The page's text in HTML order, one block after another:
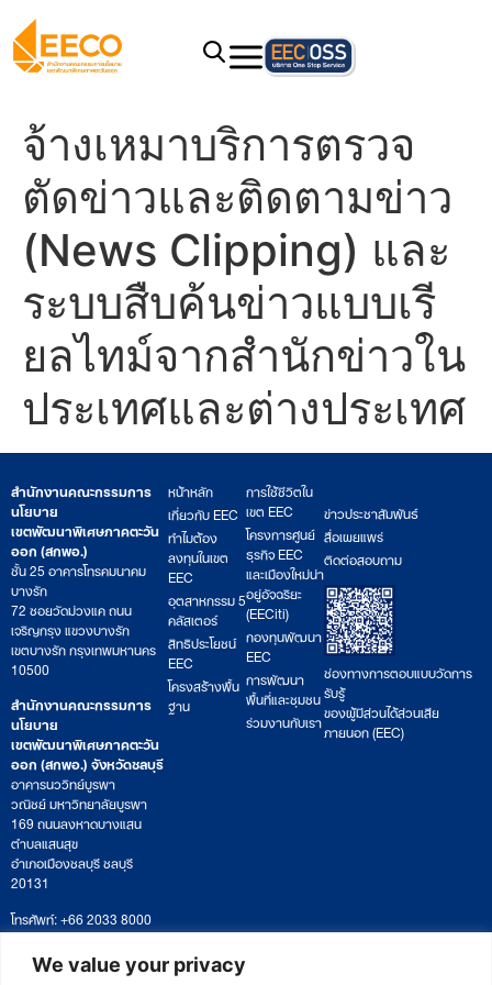
We value your privacy
จ้างเหมาบริการตรวจ
ตัดข่าวและติดตามข่าว
(News Clipping) และ
ระบบสืบค้นข่าวแบบเรี
ยลไทม์จากสำนักข่าวใน
ประเทศและต่างประเทศ
สำนักงานคณะกรรมการ
นโยบาย
เขตพัฒนาพิเศษภาคตะวัน
ออก (สกพอ.)
ชั้น 25 อาคารโทรคมนาคม
บางรัก
72 ซอยวัดม่วงแค ถนน
เจริญกรุง แขวงบางรัก
เขตบางรัก กรุงเทพมหานคร
10500
สำนักงานคณะกรรมการ
นโยบาย
เขตพัฒนาพิเศษภาคตะวัน
ออก (สกพอ.) จังหวัดชลบุรี
อาคารนววิทย์บูรพา
วณิชย์ มหาวิทยาลัยบูรพา
169 ถนนลงหาดบางแสน
ตำบลแสนสุข
อำเภอเมืองชลบุรี ชลบุรี
20131
โทรศัพท์: +66 2033 8000
เวลาทำการ: จันทร์ – ศุกร์
09:00 – 17:00 น.
ติดตามหนังสือหรือยื่นเอกสาร
หน้าหลัก
เกี่ยวกับ EEC
ทำไมต้อง
ลงทุนในเขต
EEC
อุตสาหกรรม 5
คลัสเตอร์
สิทธิประโยชน์
EEC
โครงสร้างพื้น
ฐาน
การใช้ชีวิตใน
เขต EEC
โครงการศูนย์
ธุรกิจ EEC
และเมืองใหม่น่า
อยู่อัจฉริยะ
(EECiti)
กองทุนพัฒนา
EEC
การพัฒนา
พื้นที่และชุมชน
ร่วมงานกับเรา
ข่าวประชาสัมพันธ์
สื่อเผยแพร่
ติดต่อสอบถาม
ช่องทางการตอบแบบวัดการ
รับรู้
ของผู้มีส่วนได้ส่วนเสีย
ภายนอก (EEC)